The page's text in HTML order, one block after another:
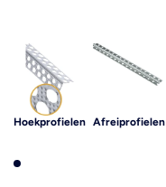
Hoekprofielen Afreiprofielen